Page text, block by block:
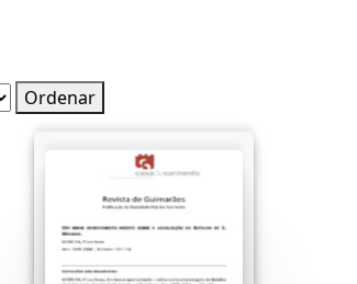
Ordenar